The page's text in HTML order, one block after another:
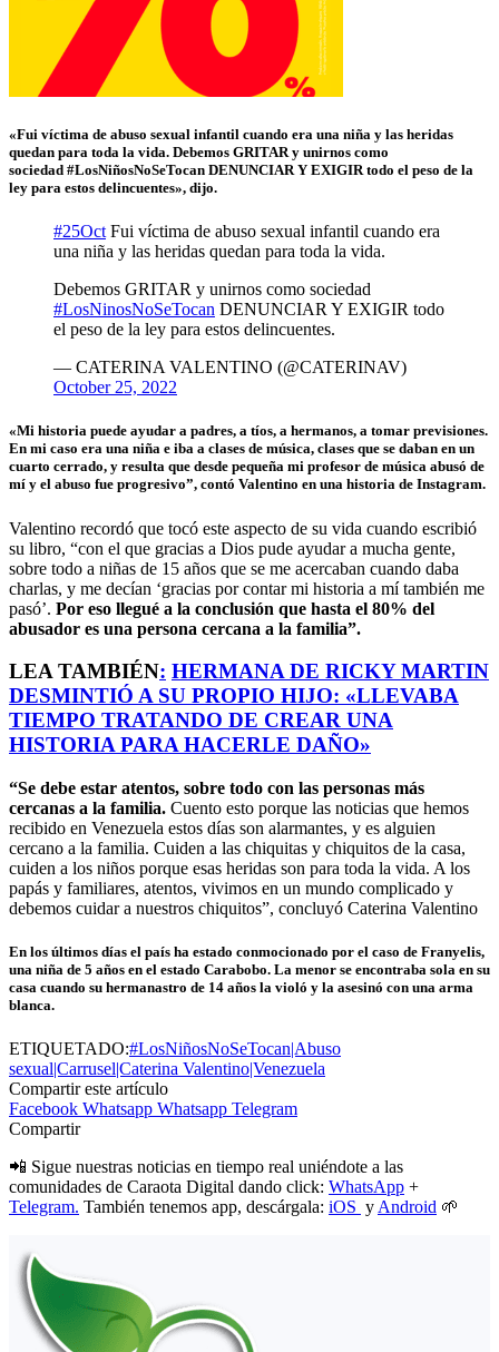
«Fui víctima de abuso sexual infantil cuando era una niña y las heridas
quedan para toda la vida. Debemos GRITAR y unirnos como
sociedad #LosNiñosNoSeTocan DENUNCIAR Y EXIGIR todo el peso de la
ley para estos delincuentes», dijo.
#25Oct Fui víctima de abuso sexual infantil cuando era
una niña y las heridas quedan para toda la vida.
Debemos GRITAR y unirnos como sociedad
#LosNinosNoSeTocan DENUNCIAR Y EXIGIR todo
el peso de la ley para estos delincuentes.
— CATERINA VALENTINO (@CATERINAV)
October 25, 2022
«Mi historia puede ayudar a padres, a tíos, a hermanos, a tomar previsiones.
En mi caso era una niña e iba a clases de música, clases que se daban en un
cuarto cerrado, y resulta que desde pequeña mi profesor de música abusó de
mí y el abuso fue progresivo”, contó Valentino en una historia de Instagram.
Valentino recordó que tocó este aspecto de su vida cuando escribió
su libro, “con el que gracias a Dios pude ayudar a mucha gente,
sobre todo a niñas de 15 años que se me acercaban cuando daba
charlas, y me decían ‘gracias por contar mi historia a mí también me
pasó’. Por eso llegué a la conclusión que hasta el 80% del
abusador es una persona cercana a la familia”.
LEA TAMBIÉN: HERMANA DE RICKY MARTIN
DESMINTIÓ A SU PROPIO HIJO: «LLEVABA
TIEMPO TRATANDO DE CREAR UNA
HISTORIA PARA HACERLE DAÑO»
“Se debe estar atentos, sobre todo con las personas más
cercanas a la familia. Cuento esto porque las noticias que hemos
recibido en Venezuela estos días son alarmantes, y es alguien
cercano a la familia. Cuiden a las chiquitas y chiquitos de la casa,
cuiden a los niños porque esas heridas son para toda la vida. A los
papás y familiares, atentos, vivimos en un mundo complicado y
debemos cuidar a nuestros chiquitos”, concluyó Caterina Valentino
En los últimos días el país ha estado conmocionado por el caso de Franyelis,
una niña de 5 años en el estado Carabobo. La menor se encontraba sola en su
casa cuando su hermanastro de 14 años la violó y la asesinó con una arma
blanca.
ETIQUETADO:#LosNiñosNoSeTocan|Abuso
sexual|Carrusel|Caterina Valentino|Venezuela
Compartir este artículo
Facebook Whatsapp Whatsapp Telegram
Compartir
📲 Sigue nuestras noticias en tiempo real uniéndote a las
comunidades de Caraota Digital dando click: WhatsApp +
Telegram. También tenemos app, descárgala: iOS y Android 🌱